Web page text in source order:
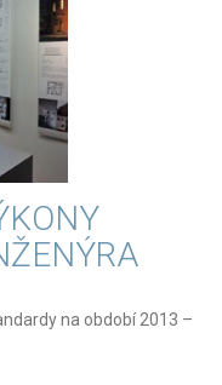
na období 2013 –